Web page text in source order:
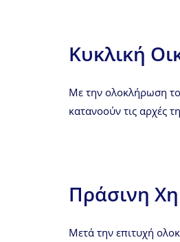
Κυκλική
Με την ολοκλήρωση
κατανοούν τις αρχές
Πράσινη
Μετά την επιτυχή